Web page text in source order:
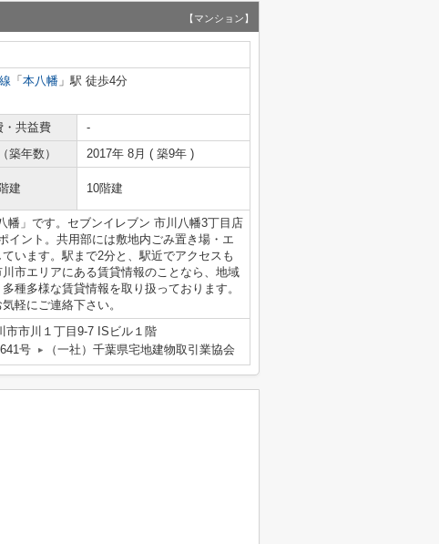
【マンション】
「 本八幡 」駅 徒歩4分
・共益費
-
築年数） 2017年 8月 ( 築9年 )
建 10階建
幡」です。セブンイレブン 市川八幡3丁目店
イント。共用部には敷地内ごみ置き場・エ
います。駅まで2分と、駅近でアクセスも
市エリアにある賃貸情報のことなら、地域
種多様な賃貸情報を取り扱っております。
軽にご連絡下さい。
市市川１丁目9-7 ISビル１階
号 （一社）千葉県宅地建物取引業協会